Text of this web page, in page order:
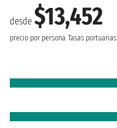
desde $13,452
precio por persona Tasas portuarias